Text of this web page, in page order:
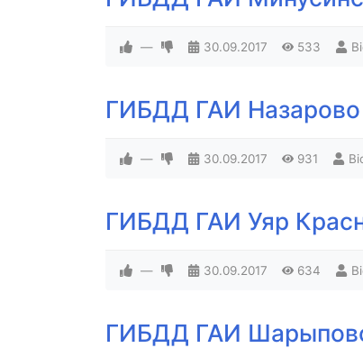
— 30.09.2017 533
ГИБДД ГАИ Назарово
— 30.09.2017 931
ГИБДД ГАИ Уяр
— 30.09.2017 634
ГИБДД ГАИ